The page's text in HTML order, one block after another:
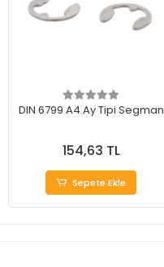
DIN 6799 A4 Ay Tipi Segman
154,63 TL
Sepete Ekle